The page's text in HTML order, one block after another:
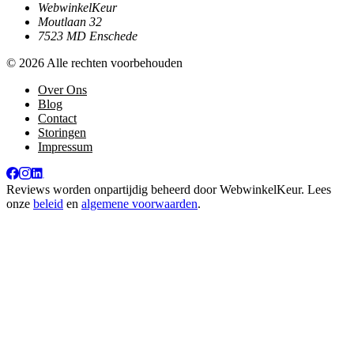
WebwinkelKeur
Moutlaan 32
7523 MD Enschede
© 2026 Alle rechten voorbehouden
Over Ons
Blog
Contact
Storingen
Impressum
Reviews worden onpartijdig beheerd doorWebwinkelKeur. Lees
onze beleid en algemene voorwaarden.